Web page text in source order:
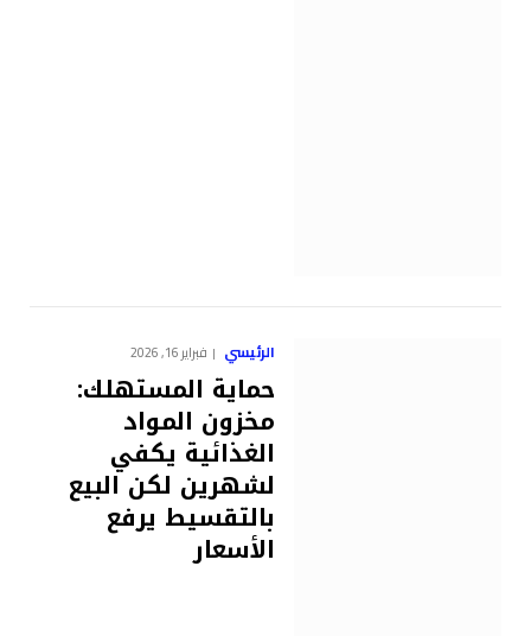
الرئيسي فبراير 16, 2026
حماية المستهلك:
مخزون المواد
الغذائية يكفي
لشهرين لكن البيع
بالتقسيط يرفع
الأسعار